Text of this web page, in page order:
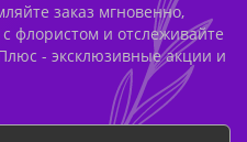
заказ мгновенно,
флористом и отслеживайте
- эксклюзивные акции и